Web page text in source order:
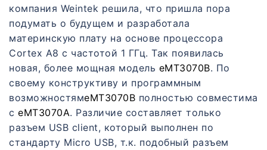
компания Weintek решила, что пришла пора
подумать о будущем и разработала
материнскую плату на основе процессора
Cortex A8 с частотой 1 ГГц. Так появилась
новая, более мощная модель eMT3070B. По
своему конструктиву и программным
возможностямeMT3070B полностью совместима
с eMT3070A. Различие составляет только
разъем USB client, который выполнен по
стандарту Micro USB, т.к. подобный разъем